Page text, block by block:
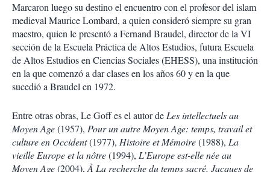
Marcaron luego su destino el encuentro con el profesor del islam
medieval Maurice Lombard, a quien consideró siempre su gran
maestro, quien le presentó a Fernand Braudel, director de la VI
sección de la Escuela Práctica de Altos Estudios, futura Escuela
de Altos Estudios en Ciencias Sociales (EHESS), una institución
en la que comenzó a dar clases en los años 60 y en la que
sucedió a Braudel en 1972.
Entre otras obras, Le Goff es el autor deLes intellectuels au
Moyen Age(1957), Pour un autre Moyen Age: temps, travail et
culture en Occident(1977), Histoire et Mémoire(1988), La
vieille Europe et la nôtre(1994), L’Europe est-elle née au
Moyen Age(2004),À La recherche du temps sacré, Jacques de